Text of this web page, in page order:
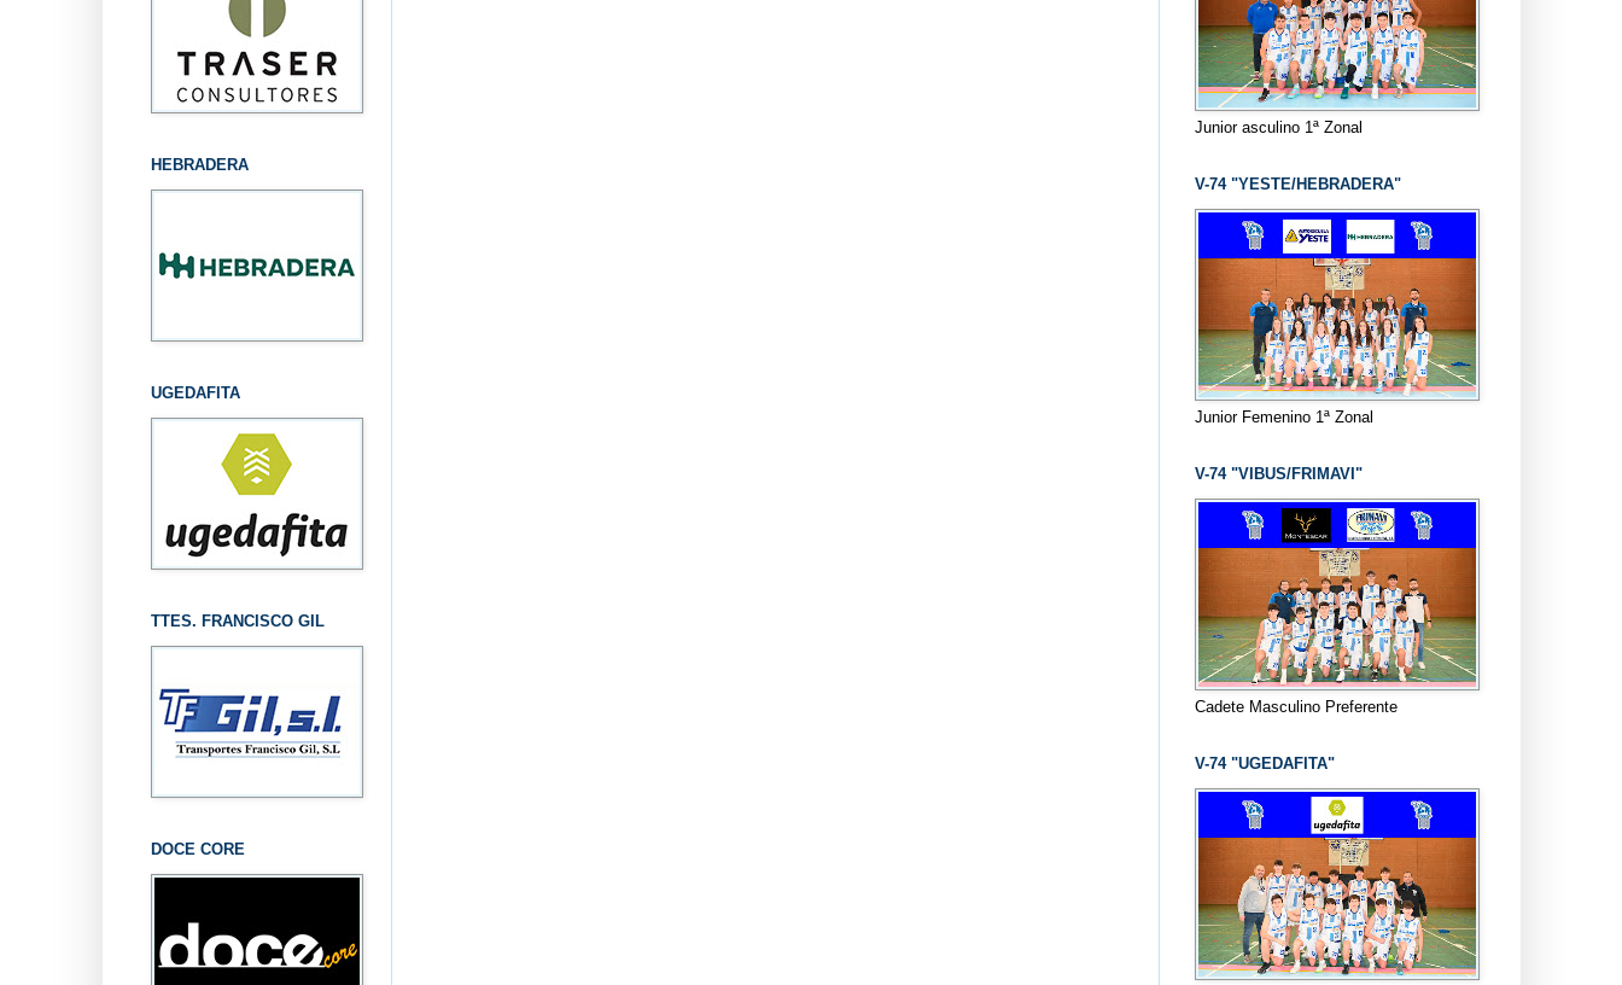
HEBRADERA
UGEDAFITA
TTES. FRANCISCO GIL
DOCE CORE
Junior asculino 1ª Zonal
V-74 "YESTE/HEBRADERA"
Junior Femenino 1ª Zonal
V-74 "VIBUS/FRIMAVI"
Cadete Masculino Preferente
V-74 "UGEDAFITA"